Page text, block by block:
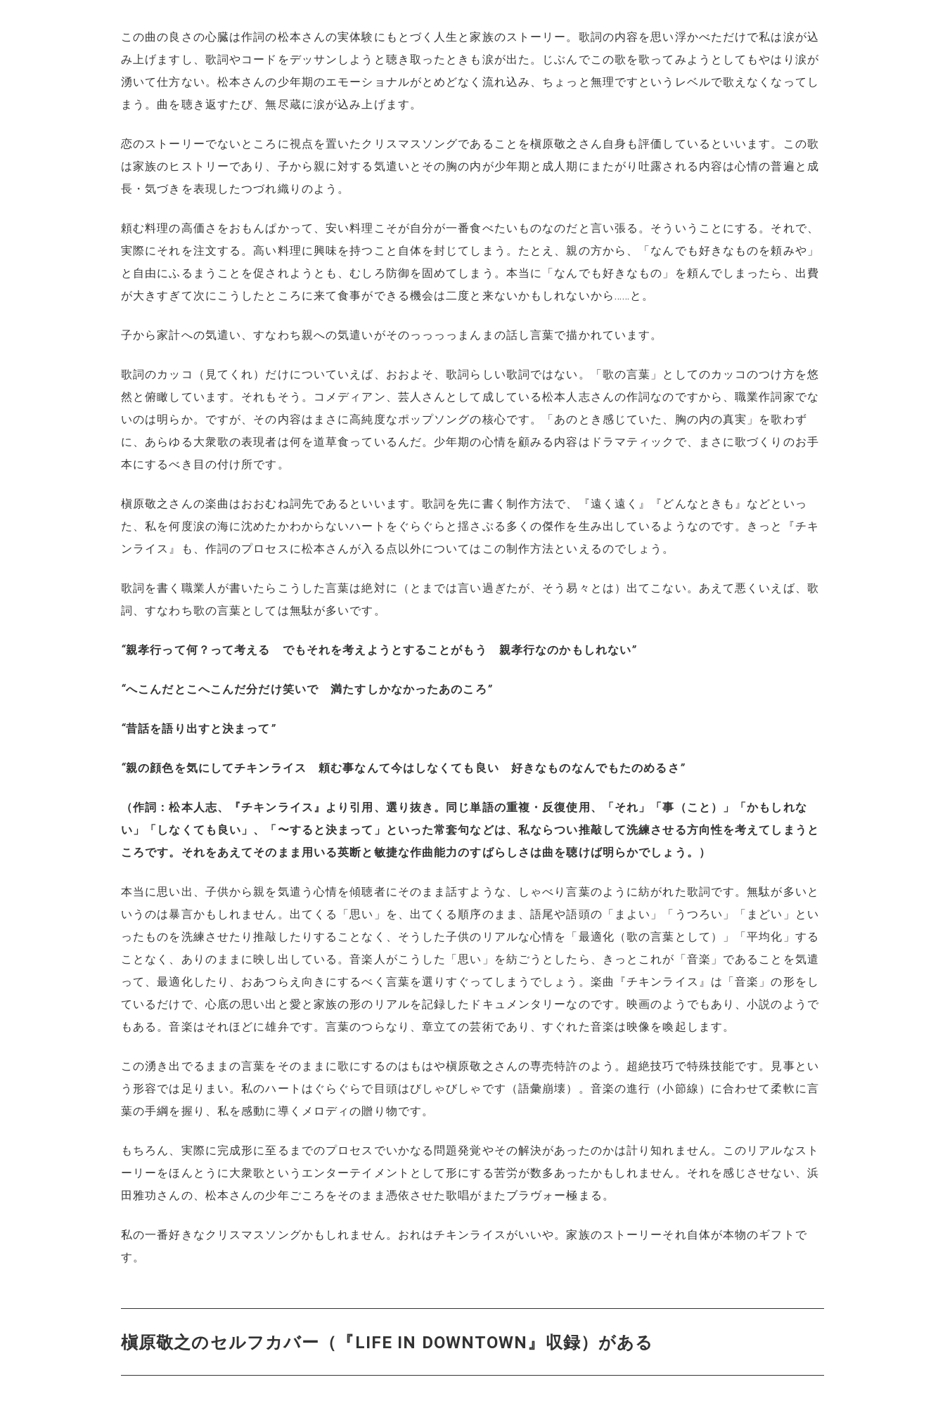
この曲の良さの心臓は作詞の松本さんの実体験にもとづく人生と家族のストーリー。歌詞の内容を思い浮かべただけで私は涙が込
み上げますし、歌詞やコードをデッサンしようと聴き取ったときも涙が出た。じぶんでこの歌を歌ってみようとしてもやはり涙が
湧いて仕方ない。松本さんの少年期のエモーショナルがとめどなく流れ込み、ちょっと無理ですというレベルで歌えなくなってし
まう。曲を聴き返すたび、無尽蔵に涙が込み上げます。
恋のストーリーでないところに視点を置いたクリスマスソングであることを槇原敬之さん自身も評価しているといいます。この歌
は家族のヒストリーであり、子から親に対する気遣いとその胸の内が少年期と成人期にまたがり吐露される内容は心情の普遍と成
長・気づきを表現したつづれ織りのよう。
頼む料理の高価さをおもんぱかって、安い料理こそが自分が一番食べたいものなのだと言い張る。そういうことにする。それで、
実際にそれを注文する。高い料理に興味を持つこと自体を封じてしまう。たとえ、親の方から、「なんでも好きなものを頼みや」
と自由にふるまうことを促されようとも、むしろ防御を固めてしまう。本当に「なんでも好きなもの」を頼んでしまったら、出費
が大きすぎて次にこうしたところに来て食事ができる機会は二度と来ないかもしれないから……と。
子から家計への気遣い、すなわち親への気遣いがそのっっっっまんまの話し言葉で描かれています。
歌詞のカッコ（見てくれ）だけについていえば、おおよそ、歌詞らしい歌詞ではない。「歌の言葉」としてのカッコのつけ方を悠
然と俯瞰しています。それもそう。コメディアン、芸人さんとして成している松本人志さんの作詞なのですから、職業作詞家でな
いのは明らか。ですが、その内容はまさに高純度なポップソングの核心です。「あのとき感じていた、胸の内の真実」を歌わず
に、あらゆる大衆歌の表現者は何を道草食っているんだ。少年期の心情を顧みる内容はドラマティックで、まさに歌づくりのお手
本にするべき目の付け所です。
槇原敬之さんの楽曲はおおむね詞先であるといいます。歌詞を先に書く制作方法で、『遠く遠く』『どんなときも』などといっ
た、私を何度涙の海に沈めたかわからないハートをぐらぐらと揺さぶる多くの傑作を生み出しているようなのです。きっと『チキ
ンライス』も、作詞のプロセスに松本さんが入る点以外についてはこの制作方法といえるのでしょう。
歌詞を書く職業人が書いたらこうした言葉は絶対に（とまでは言い過ぎたが、そう易々とは）出てこない。あえて悪くいえば、歌
詞、すなわち歌の言葉としては無駄が多いです。
“親孝行って何？って考える でもそれを考えようとすることがもう 親孝行なのかもしれない”
“へこんだとこへこんだ分だけ笑いで 満たすしかなかったあのころ”
“昔話を語り出すと決まって ”
“親の顔色を気にしてチキンライス 頼む事なんて今はしなくても良い 好きなものなんでもたのめるさ ”
（作詞：松本人志、『チキンライス』より引用、選り抜き。同じ単語の重複・反復使用、「それ」「事（こと）」「かもしれな
い」「しなくても良い」、「〜すると決まって」といった常套句などは、私ならつい推敲して洗練させる方向性を考えてしまうと
ころです。それをあえてそのまま用いる英断と敏捷な作曲能力のすばらしさは曲を聴けば明らかでしょう。）
本当に思い出、子供から親を気遣う心情を傾聴者にそのまま話すような、しゃべり言葉のように紡がれた歌詞です。無駄が多いと
いうのは暴言かもしれません。出てくる「思い」を、出てくる順序のまま、語尾や語頭の「まよい」「うつろい」「まどい」とい
ったものを洗練させたり推敲したりすることなく、そうした子供のリアルな心情を「最適化（歌の言葉として）」「平均化」する
ことなく、ありのままに映し出している。音楽人がこうした「思い」を紡ごうとしたら、きっとこれが「音楽」であることを気遣
って、最適化したり、おあつらえ向きにするべく言葉を選りすぐってしまうでしょう。楽曲『チキンライス』は「音楽」の形をし
ているだけで、心底の思い出と愛と家族の形のリアルを記録したドキュメンタリーなのです。映画のようでもあり、小説のようで
もある。音楽はそれほどに雄弁です。言葉のつらなり、章立ての芸術であり、すぐれた音楽は映像を喚起します。
この湧き出でるままの言葉をそのままに歌にするのはもはや槇原敬之さんの専売特許のよう。超絶技巧で特殊技能です。見事とい
う形容では足りまい。私のハートはぐらぐらで目頭はびしゃびしゃです（語彙崩壊）。音楽の進行（小節線）に合わせて柔軟に言
葉の手綱を握り、私を感動に導くメロディの贈り物です。
もちろん、実際に完成形に至るまでのプロセスでいかなる問題発覚やその解決があったのかは計り知れません。このリアルなスト
ーリーをほんとうに大衆歌というエンターテイメントとして形にする苦労が数多あったかもしれません。それを感じさせない、浜
田雅功さんの、松本さんの少年ごころをそのまま憑依させた歌唱がまたブラヴォー極まる。
私の一番好きなクリスマスソングかもしれません。おれはチキンライスがいいや。家族のストーリーそれ自体が本物のギフトで
す。
槇原敬之のセルフカバー（『LIFE IN DOWNTOWN』収録）がある